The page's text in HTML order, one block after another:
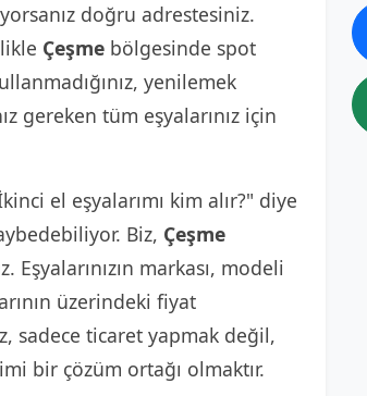
doğru adrestesiniz.
Çeşme bölgesinde spot
yenilemek
gereken tüm eşyalarınız için
el eşyalarımı kim alır?" diye
Biz, Çeşme
Eşyalarınızın markası, modeli
üzerindeki fiyat
sadece ticaret yapmak değil,
bir çözüm ortağı olmaktır.